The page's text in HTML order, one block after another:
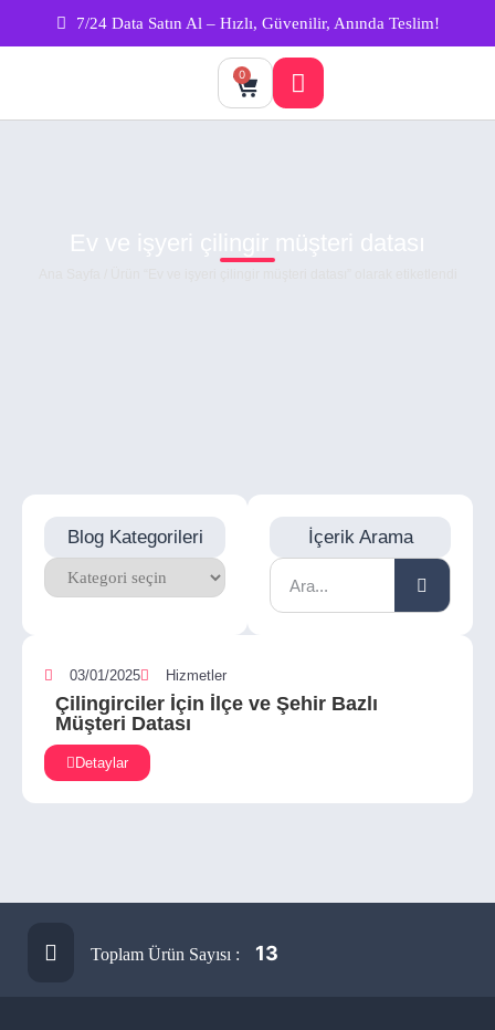
7/24 Data Satın Al – Hızlı, Güvenilir, Anında Teslim!
0
Ev ve işyeri çilingir müşteri datası
Blog Kategorileri İçerik Arama
03/01/2025 Hizmetler
Çilingirciler İçin İlçe ve Şehir Bazlı
Müşteri Datası
Detaylar
Toplam Ürün Sayısı : 13